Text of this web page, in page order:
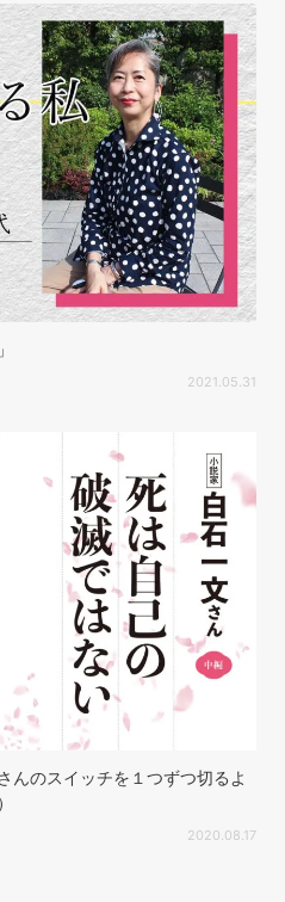
2021.05.31
んのスイッチを１つずつ切るよ
2020.08.17